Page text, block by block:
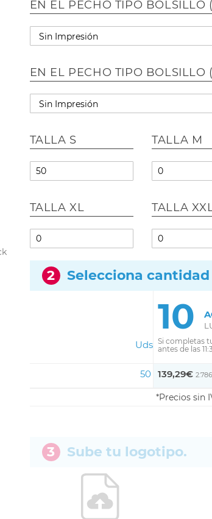
EN EL PECHO TIPO BOLSILLO
EN EL PECHO TIPO BOLSILLO
TALLA S TALLA M
TALLA XL TALLA
2 Selecciona
Uds
10
Si completas
antes de las
50 139,29€
Precios sin
3 Sube tu logotipo.